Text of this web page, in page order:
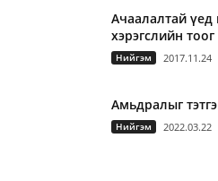
Ачаалалтай үед
хэрэгслийн
Нийгэм 2017.11.24
Амьдралыг
Нийгэм 2022.03.22